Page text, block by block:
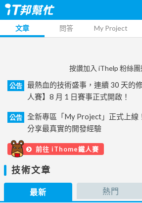
文章 問答 My Project
按讚加入 iThelp 粉絲團
公告
最熱血的技術盛事，連續 30 天的
人賽】8 月 1 日賽事正式開啟！
公告
全新專區「My Project」正式上線
分享最真實的開發經驗
前往 iThome鐵人賽
技術文章
最新 熱門